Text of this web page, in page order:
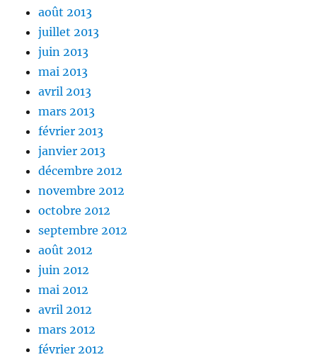
août 2013
juillet 2013
juin 2013
mai 2013
avril 2013
mars 2013
février 2013
janvier 2013
décembre 2012
novembre 2012
octobre 2012
septembre 2012
août 2012
juin 2012
mai 2012
avril 2012
mars 2012
février 2012